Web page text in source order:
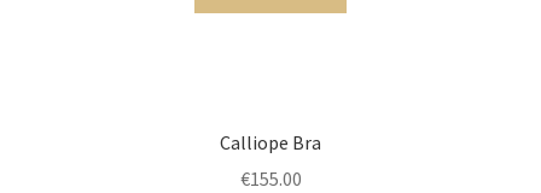
Calliope Bra
€155.00